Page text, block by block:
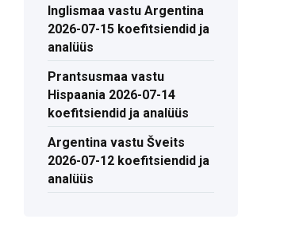
Inglismaa vastu Argentina
2026-07-15 koefitsiendid ja
analüüs
Prantsusmaa vastu
Hispaania 2026-07-14
koefitsiendid ja analüüs
Argentina vastu Šveits
2026-07-12 koefitsiendid ja
analüüs